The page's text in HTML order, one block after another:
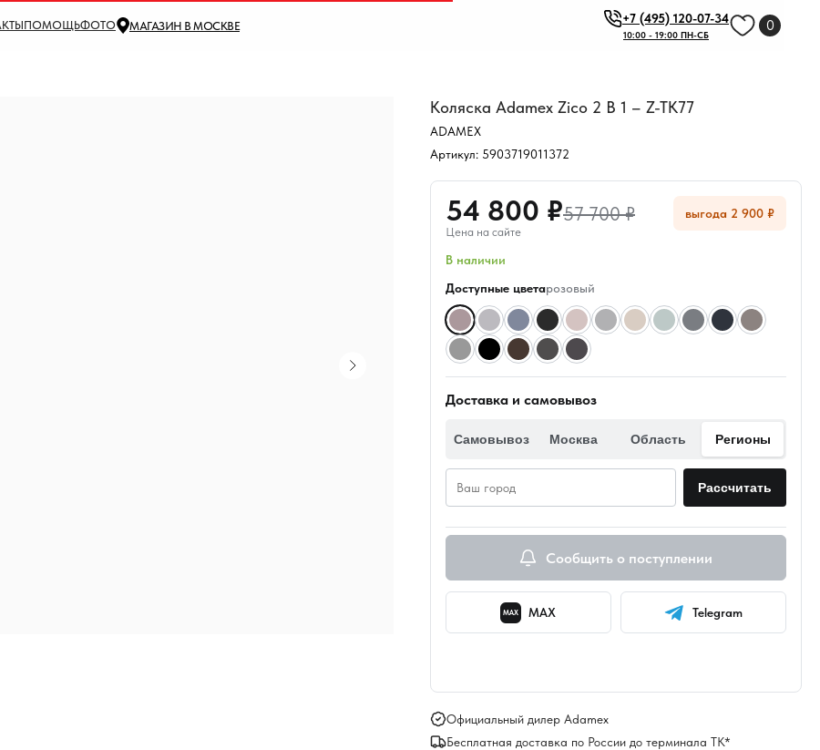
ПОМОЩЬФОТО МАГАЗИН В МОСКВЕ +7 (495) 120-07-34
10:00 - 19:00 ПН-СБ
0
Коляска Adamex Zico 2 В 1 – Z-TK77
ADAMEX
Артикул: 5903719011372
54 800 ₽57 700 ₽
Цена на сайте
выгода 2 900 ₽
В наличии
Доступные цветарозовый
Доставка и самовывоз
Самовывоз Москва Область Регионы
Рассчитать
Сообщить о поступлении
MAX MAX Telegram
Официальный дилер Adamex
Бесплатная доставка по России до терминала ТК*